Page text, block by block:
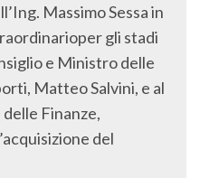
Massimo Sessa in
gli stadi
e Ministro delle
Matteo Salvini, e al
Finanze,
del